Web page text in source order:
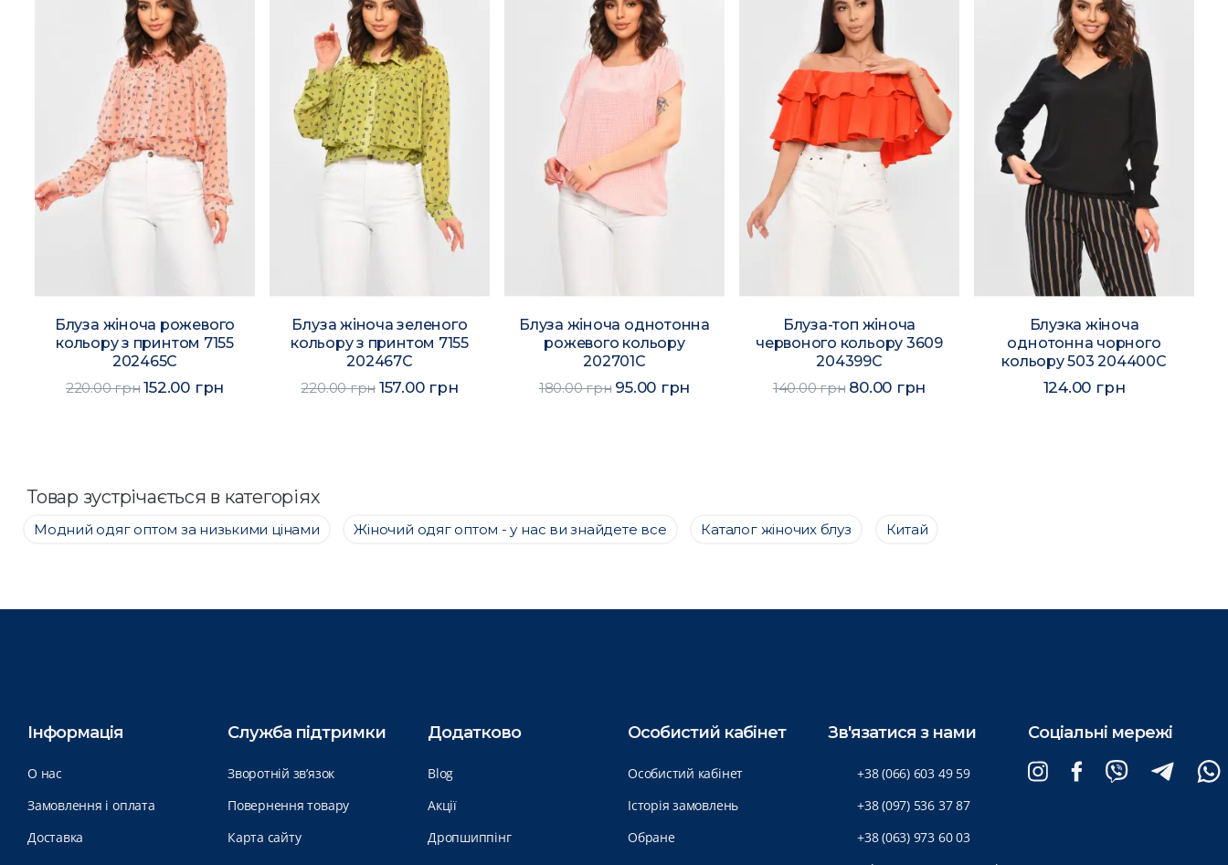
Блуза жіноча рожевого
кольору з принтом 7155
202465C
220.00 грн152.00 грн
Блуза жіноча зеленого
кольору з принтом 7155
202467C
220.00 грн 157.00 грн
Блуза жіноча однотонна
рожевого кольору
202701C
180.00 грн 95.00 грн
Блуза-топ жіноча
червоного кольору 3609
204399C
140.00 грн 80.00 грн
Блузка жіноча
однотонна чорного
кольору 503 204400C
124.00 грн
Товар зустрічається в категоріях
Модний одяг оптом за низькими цінами Жіночий одяг оптом - у нас ви знайдете все Каталог жіночих блуз Китай
Інформація
О нас
Замовлення і оплата
Доставка
Служба підтримки
Зворотній зв’язок
Повернення товару
Карта сайту
Додатково
Blog
Акції
Дропшиппінг
Особистий кабінет
Особистий кабінет
Історія замовлень
Обране
Зв'язатися з нами
+38 (066) 603 49 59
+38 (097) 536 37 87
+38 (063) 973 60 03
Соціальні мережі